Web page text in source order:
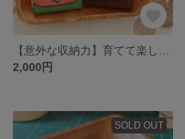
2,000円
SOLD OUT